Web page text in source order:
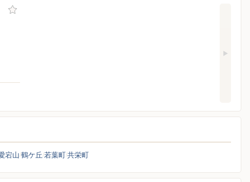
宕山 鶴ケ丘 若葉町共栄町